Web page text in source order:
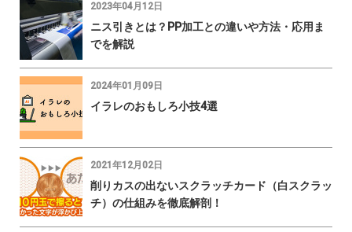
2023年04月12日
ニス引きとは？PP加工との違いや方法・応用ま
でを解説
2024年01月09日
イラレのおもしろ小技4選
2021年12月02日
削りカスの出ないスクラッチカード（白スクラッ
チ）の仕組みを徹底解剖！